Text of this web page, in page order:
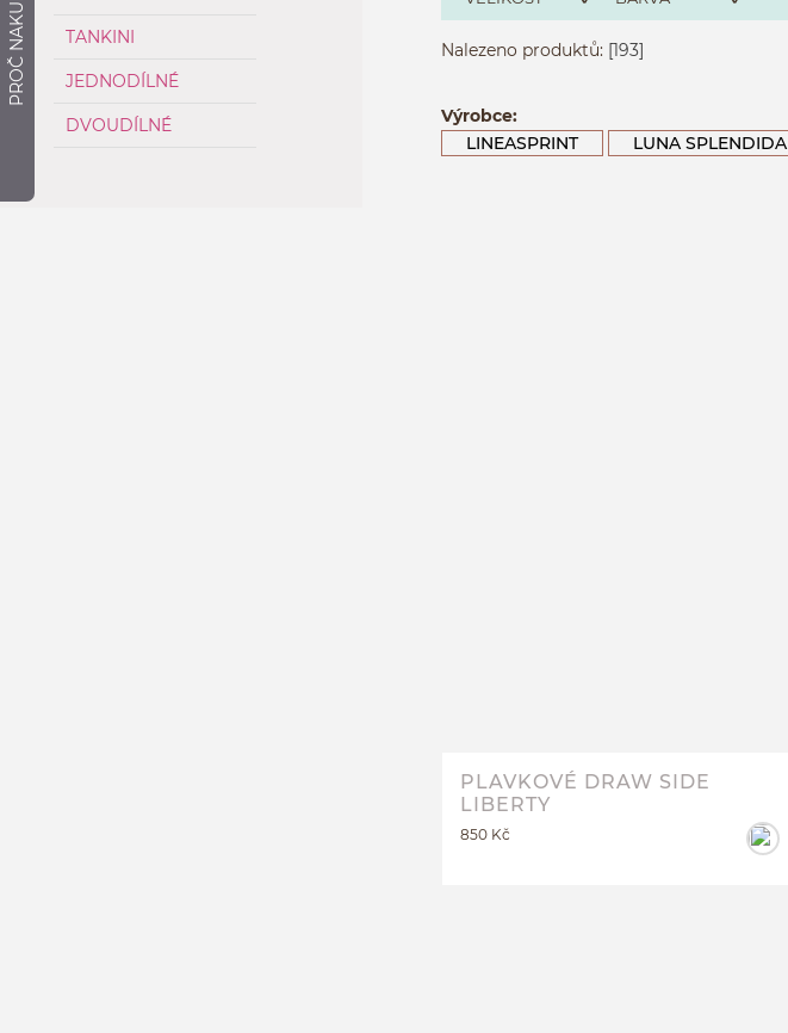
Nalezeno produktů: [193]
Výrobce:
LINEASPRINT
LUNA SPLENDIDA
PLAVKOVÉ DRAW SIDE
LIBERTY
850 Kč
TANKINI
JEDNODÍLNÉ
DVOUDÍLNÉ